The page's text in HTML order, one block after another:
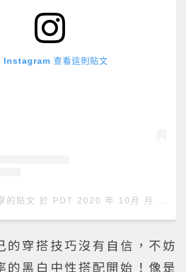
Instagram 查看這則貼文
的貼文 於 PDT 2020 年 10月 月 22 日 上午 6:40
的穿搭技巧沒有自信，不妨
的黑白中性搭配開始！像是